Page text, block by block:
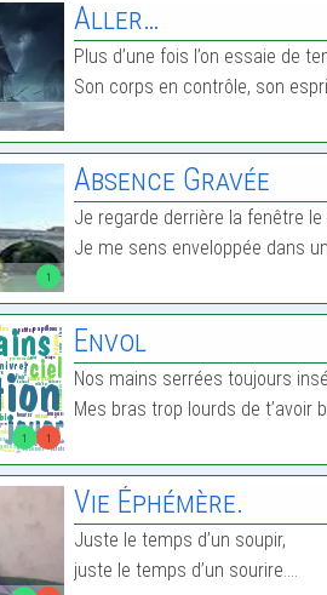
Aller…
Plus d’une fois l’on essaie de
Son corps en contrôle, son
1
Absence Gravée
Je regarde derrière la fenêtre le
Je me sens enveloppée dans
1 1
Envol
Nos mains serrées toujours
Mes bras trop lourds de t’avoir
Vie Éphémère.
Juste le temps d’un soupir,
juste le temps d’un sourire.…